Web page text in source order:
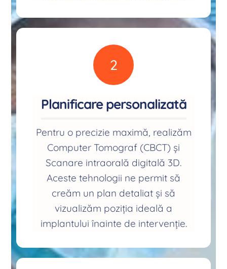
2
Planificare personalizată
Pentru o precizie maximă, realizăm
Computer Tomograf (CBCT) și
Scanare intraorală digitală 3D.
Aceste tehnologii ne permit să
creăm un plan detaliat și să
vizualizăm poziția ideală a
implantului înainte de intervenție.